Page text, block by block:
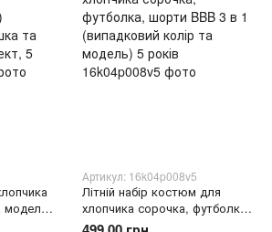
модель)
Артикул: 16k04p008v5
Літній набір костюм для
хлопчика сорочка, футболка,
шорти BBB 3 в 1 (випадковий